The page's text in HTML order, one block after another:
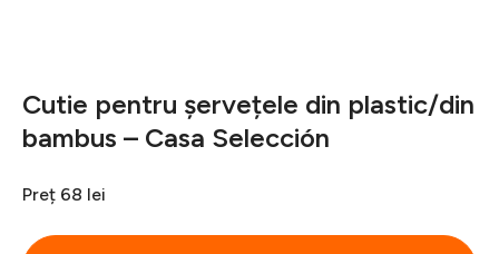
Cutie pentru șervețele din plastic/din
bambus – Casa Selección
Preț 68 lei